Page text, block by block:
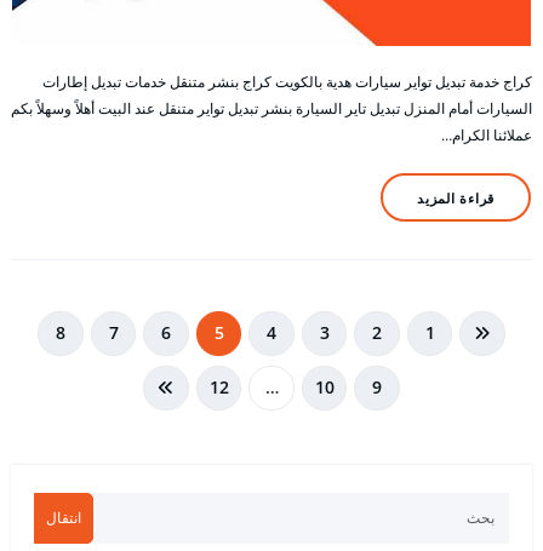
كراج خدمة تبديل تواير سيارات هدية بالكويت كراج بنشر متنقل خدمات تبديل إطارات
السيارات أمام المنزل تبديل تاير السيارة بنشر تبديل تواير متنقل عند البيت أهلاً وسهلاً بكم
عملائنا الكرام…
قراءة المزيد
تعدد
1
2
3
4
5
6
7
8
9
10
…
12
انتقال